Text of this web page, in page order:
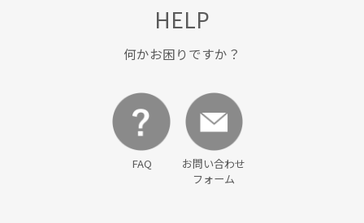
HELP
何かお困りですか？
FAQ
お問い合わせ
フォーム